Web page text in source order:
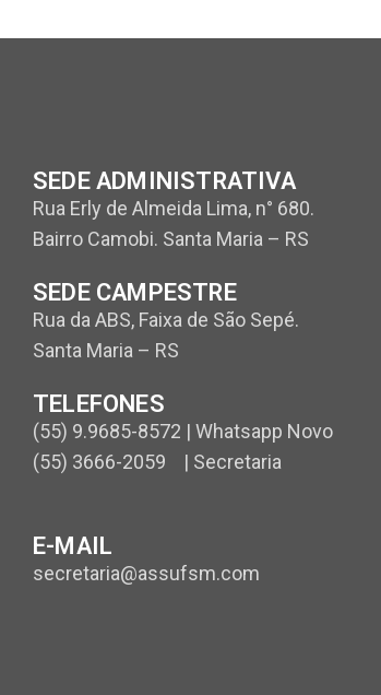
SEDE ADMINISTRATIVA
Rua Erly de Almeida Lima, n° 680.
Bairro Camobi. Santa Maria – RS
SEDE CAMPESTRE
Rua da ABS, Faixa de São Sepé.
Santa Maria – RS
TELEFONES
(55) 9.9685-8572 | Whatsapp Novo
(55) 3666-2059 | Secretaria
E-MAIL
secretaria@assufsm.com